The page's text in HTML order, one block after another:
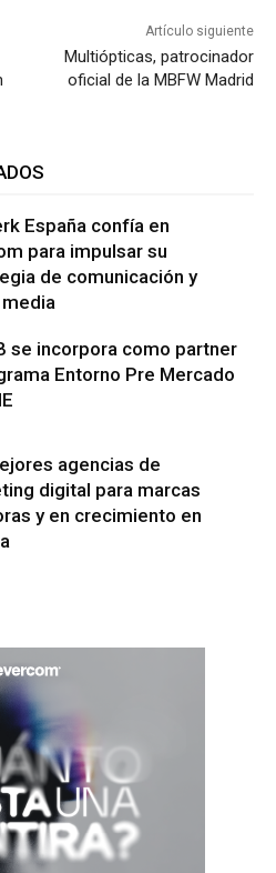
Artículo siguiente
Multiópticas, patrocinador
oficial de la MBFW Madrid
España confía en
para impulsar su
de comunicación y
se incorpora como partner
Entorno Pre Mercado
agencias de
digital para marcas
y en crecimiento en